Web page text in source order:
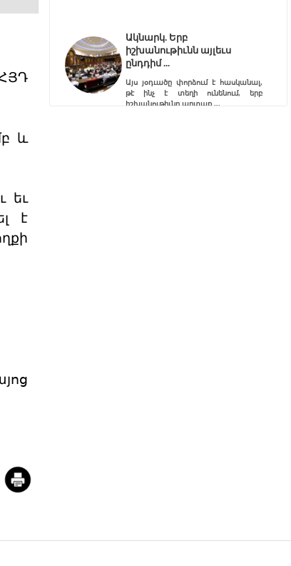
և
եւ
է
Ակնարկ. Երբ
իշխանութիւնն այլեւս
ընդդիմ
Այս յօդւածը փորձում է հասկանալ,
թէ ինչ է տեղի ունենում, երբ
իշխանութիւնը արտաք
պատրանքներ և իրականու